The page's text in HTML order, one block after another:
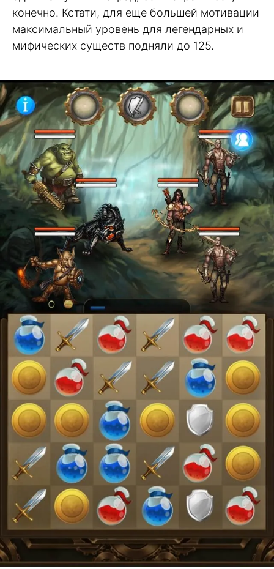
конечно. Кстати, для еще большей мотивации
максимальный уровень для легендарных и
мифических существ подняли до 125.